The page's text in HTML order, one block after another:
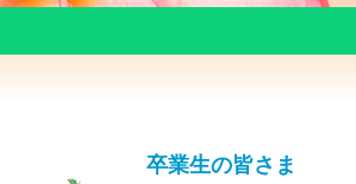
卒業生の皆さま